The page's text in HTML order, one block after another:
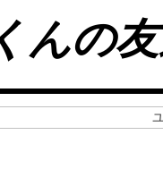
んの